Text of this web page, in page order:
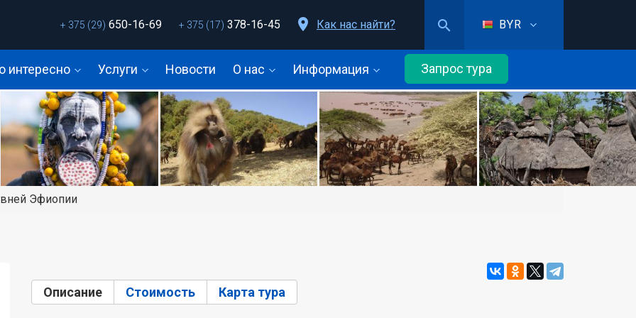
BYR
+ 375 (29) 650-16-69 + 375 (17) 378-16-45 Как нас найти?
интересно Услуги Новости О нас Информация Запрос тура
Эфиопии
Описание (активная вкладка)
Стоимость Карта тура